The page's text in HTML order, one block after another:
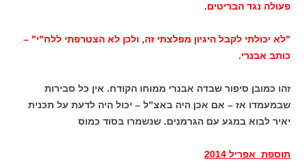
פעולה נגד הבריטים.
"לא יכולתי לקבל היגיון מפלצתי זה, ולכן לא הצטרפתי ללח"י" –
כותב אבנרי.
זהו כמובן סיפור שבדה אבנרי ממוחו הקודח. אין כל סבירות
שבמעמדו אז – אם אכן היה באצ"ל – יכול היה לדעת על תכנית
יאיר לבוא במגע עם הגרמנים. שנשמרו בסוד כמוס
תוספת אפריל 2014